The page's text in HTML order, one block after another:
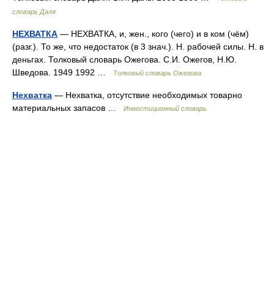
словарь Даля
НЕХВАТКА — НЕХВАТКА, и, жен., кого (чего) и в ком (чём)
(разг.). То же, что недостаток (в 3 знач.). Н. рабочей силы. Н. в
деньгах. Толковый словарь Ожегова. С.И. Ожегов, Н.Ю.
Шведова. 1949 1992 …
Толковый словарь Ожегова
Нехватка — Нехватка, отсутствие необходимых товарно
материальных запасов …
Инвестиционный словарь